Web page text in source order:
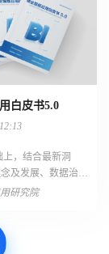
白皮书5.0
上，结合最新洞
及发展、数据治
指标体系等内容进
研究院